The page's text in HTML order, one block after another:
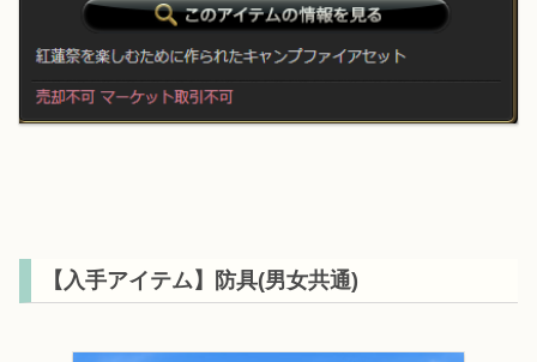
【入手アイテム】防具(男女共通)